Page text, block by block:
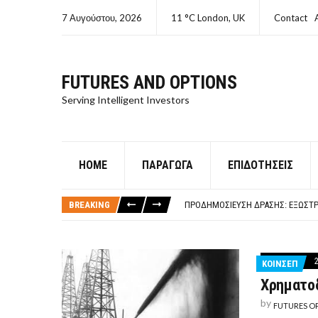
7 Αυγούστου, 2026 11 °C London, UK Contact
FUTURES AND OPTIONS
Serving Intelligent Investors
HOME ΠΑΡΆΓΩΓΑ ΕΠΙΔΟΤΉΣΕΙΣ
BREAKING
ΠΡΟΔΗΜΟΣΊΕΥΣΗ ΔΡΆΣΗΣ:
ΤΙ ΕΊΝΑΙ ΧΡΉΜΑ ΚΕΦΑΛΑΙΟ 8Ο
ΤΑΜΕΊΟ ΜΙΚΡΟΠΙΣΤΏΣΕΩΝ ΣΥΧΝΈΣ
ΚΟΙΝΣΕΠ
by FUTURES